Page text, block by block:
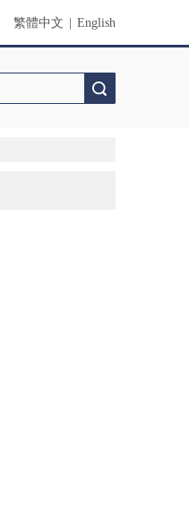
繁體中文 English